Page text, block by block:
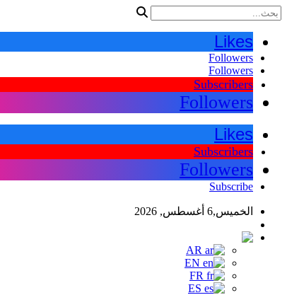
Likes
Followers
Followers
Subscribers
Followers
Likes
Subscribers
Followers
Subscribe
الخميس,6 أغسطس, 2026
AR
EN
FR
ES